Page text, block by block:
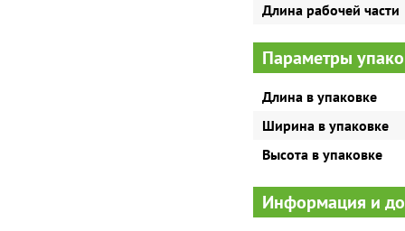
Длина рабочей части
Параметры
Длина в упаковке
Ширина в упаковке
Высота в упаковке
Информация и